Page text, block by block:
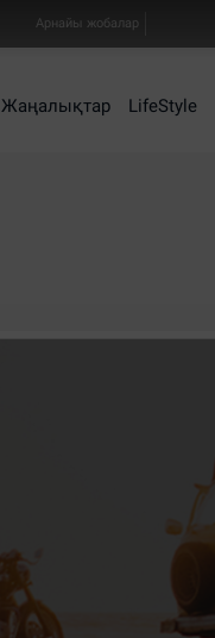
Арнайы жобалар
Жаңалықтар LifeStyle